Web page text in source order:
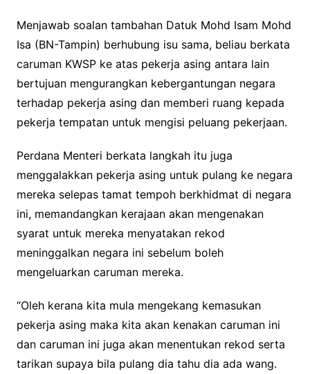
Menjawab soalan tambahan Datuk Mohd Isam Mohd
Isa (BN-Tampin) berhubung isu sama, beliau berkata
caruman KWSP ke atas pekerja asing antara lain
bertujuan mengurangkan kebergantungan negara
terhadap pekerja asing dan memberi ruang kepada
pekerja tempatan untuk mengisi peluang pekerjaan.
Perdana Menteri berkata langkah itu juga
menggalakkan pekerja asing untuk pulang ke negara
mereka selepas tamat tempoh berkhidmat di negara
ini, memandangkan kerajaan akan mengenakan
syarat untuk mereka menyatakan rekod
meninggalkan negara ini sebelum boleh
mengeluarkan caruman mereka.
“Oleh kerana kita mula mengekang kemasukan
pekerja asing maka kita akan kenakan caruman ini
dan caruman ini juga akan menentukan rekod serta
tarikan supaya bila pulang dia tahu dia ada wang.